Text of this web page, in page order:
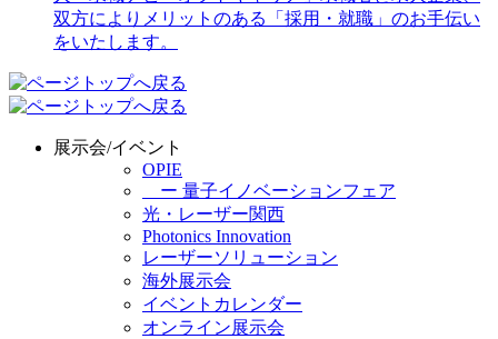
展示会/イベント
OPIE
ー 量子イノベーションフェア
光・レーザー関西
Photonics Innovation
レーザーソリューション
海外展示会
イベントカレンダー
オンライン展示会